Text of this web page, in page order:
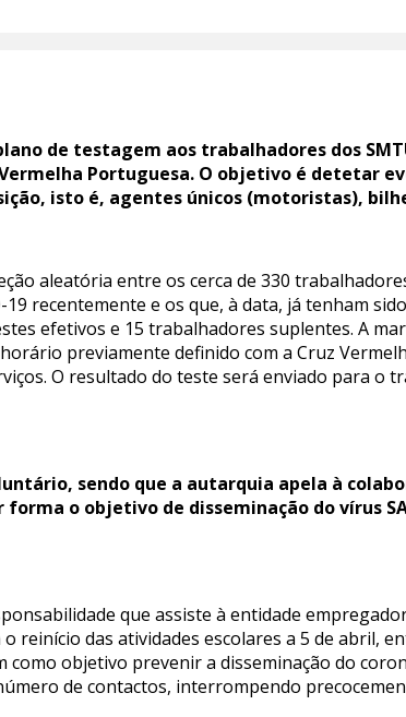
de testagem aos trabalhadores dos
Portuguesa. O objetivo é detetar
isto é, agentes únicos (motoristas),
aleatória entre os cerca de 330
recentemente e os que, à data, já tenham
efetivos e 15 trabalhadores suplentes. A
previamente definido com a Cruz
O resultado do teste será enviado para o
sendo que a autarquia apela à
o objetivo de disseminação do vírus
que assiste à entidade
reinício das atividades escolares a 5 de abril,
como objetivo prevenir a disseminação do
de contactos, interrompendo